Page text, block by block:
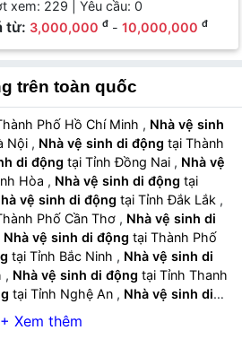
xem: 229 | Yêu cầu: 0
từ: 3,000,000 đ - 10,000,000 đ
trên toàn quốc
Phố Hồ Chí Minh , Nhà vệ sinh
Nội , Nhà vệ sinh di động tại Thành
di động tại Tỉnh Đồng Nai , Nhà vệ
Hòa , Nhà vệ sinh di động tại
vệ sinh di động tại Tỉnh Đắk Lắk ,
Phố Cần Thơ , Nhà vệ sinh di
Nhà vệ sinh di động tại Thành Phố
tại Tỉnh Bắc Ninh , Nhà vệ sinh di
, Nhà vệ sinh di động tại Tỉnh Thanh
tại Tỉnh Nghệ An , Nhà vệ sinh di
vệ sinh di động
An Giang